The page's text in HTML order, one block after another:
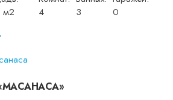
м2
4
3
0